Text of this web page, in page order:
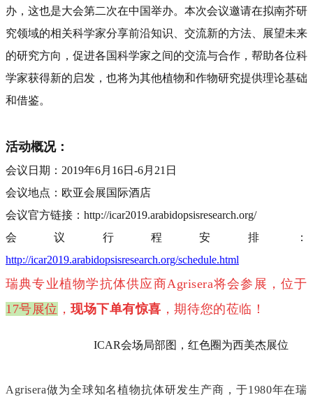
办，这也是大会第二次在中国举办。本次会议邀请在拟南芥研
究领域的相关科学家分享前沿知识、交流新的方法、展望未来
的研究方向， 促进各国科学家之间的交流与合作 ，帮助各位科
学家获得新的启发， 也将为其他植物和作物研究提供理论基础
和借鉴。
活动概况：
会议 日期 ： 2019年6月16日 -6月 21日
会议地点： 欧亚会展国际酒店
会议官方链接： http://icar2019.arabidopsisresearch.org/
会议行程安排：
http://icar2019.arabidopsisresearch.org/schedule.html
瑞典专业植物学抗体供应商Agrisera将会参展，位于
17号展位 ，现场下单有惊喜 ，期待您的莅临！
ICAR会场局部图，红色圈为西美杰展位
Agrisera做为全球知名植物抗体研发生产商，于1980年在瑞